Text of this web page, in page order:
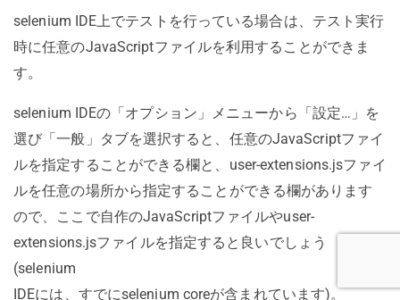
selenium IDE上でテストを行っている場合は、テスト実行
時に任意のJavaScriptファイルを利用することができま
す。
selenium IDEの「オプション」メニューから「設定…」を
選び「一般」タブを選択すると、任意のJavaScriptファイ
ルを指定することができる欄と、user-extensions.jsファイ
ルを任意の場所から指定することができる欄があります
ので、ここで自作のJavaScriptファイルやuser-
extensions.jsファイルを指定すると良いでしょう
(selenium
IDEには、すでにselenium coreが含まれています)。